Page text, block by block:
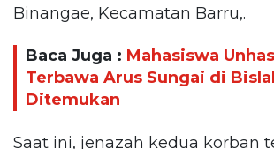
Binangae, Kecamatan Barru,.
Baca Juga : Mahasiswa
Terbawa Arus Sungai di
Ditemukan
Saat ini, jenazah kedua korban